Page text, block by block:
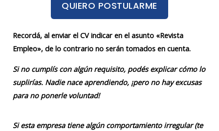
QUIERO POSTULARME
Recordá, al enviar el CV indicar en el asunto «Revista
Empleo», de lo contrario no serán tomados en cuenta.
Si no cumplís con algún requisito, podés explicar cómo lo
suplirías. Nadie nace aprendiendo, ¡pero no hay excusas
para no ponerle voluntad!
Si esta empresa tiene algún comportamiento irregular (te